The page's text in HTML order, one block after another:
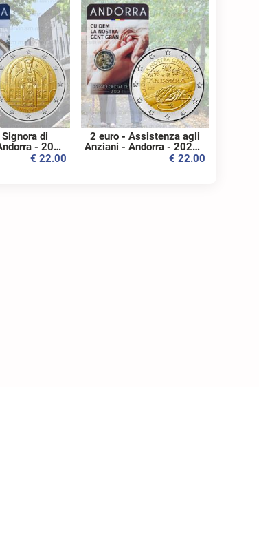
di
- 2021
€ 22.00
2 euro - Assistenza agli
Anziani - Andorra - 2021 -
€ 22.00